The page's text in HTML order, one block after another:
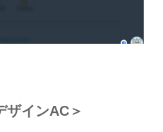
ザインAC＞